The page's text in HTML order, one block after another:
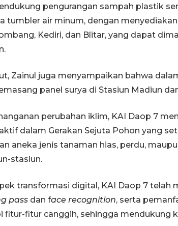
pengurangan sampah plastik
tumbler air minum, dengan
Kediri, dan Blitar, yang dapat
Zainul juga menyampaikan bahwa
panel surya di Stasiun Madiun
perubahan iklim, KAI Daop 7
dalam Gerakan Sejuta Pohon yang
aneka jenis tanaman hias, perdu,
stasiun.
transformasi digital, KAI Daop 7 telah
pass dan face recognition, serta
fitur-fitur canggih, sehingga mendukung